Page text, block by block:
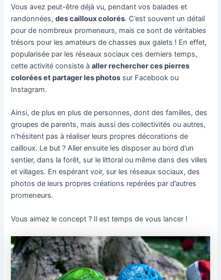
Vous avez peut-être déjà vu, pendant vos balades et
randonnées,des cailloux colorés. C’est souvent un détail
pour de nombreux promeneurs, mais ce sont de véritables
trésors pour les amateurs de chasses aux galets ! En effet,
popularisée par les réseaux sociaux ces derniers temps,
cette activité consiste àaller rechercher ces pierres
colorées et partager les photos sur Facebook ou
Instagram.
Ainsi, de plus en plus de personnes, dont des familles, des
groupes de parents, mais aussi des collectivités ou autres,
n’hésitent pas à réaliser leurs propres décorations de
cailloux. Le but ? Aller ensuite les disposer au bord d’un
sentier, dans la forêt, sur le littoral ou même dans des villes
et villages. En espérant voir, sur les réseaux sociaux, des
photos de leurs propres créations repérées par d’autres
promeneurs.
Vous aimez le concept ? Il est temps de vous lancer !